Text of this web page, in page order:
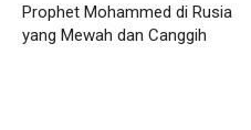
Prophet Mohammed di Rusia
yang Mewah dan Canggih